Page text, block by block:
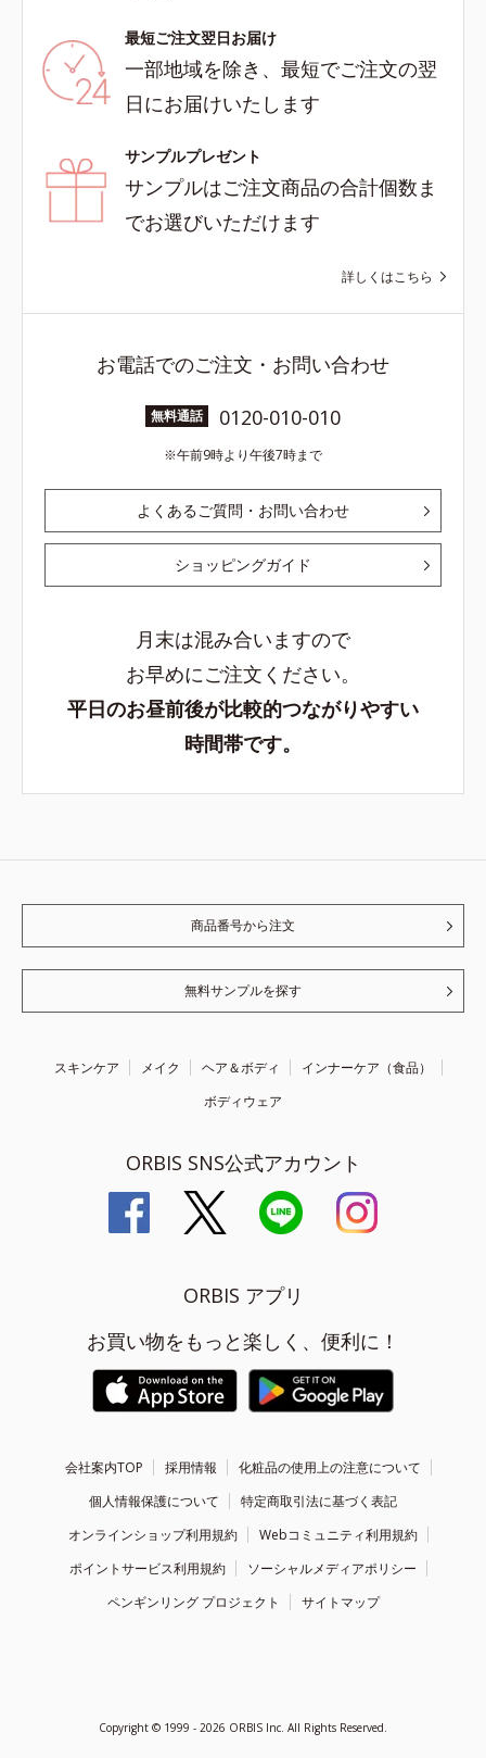
最短ご注文翌日お届け
一部地域を除き、最短でご注文の翌
日にお届けいたします
サンプルプレゼント
サンプルはご注文商品の合計個数ま
でお選びいただけます
詳しくはこちら
お電話でのご注文・お問い合わせ
無料通話 0120-010-010
午前9時より午後7時まで
よくあるご質問・お問い合わせ
ショッピングガイド
月末は混み合いますので
お早めにご注文ください。
平日のお昼前後が比較的つながりやすい
時間帯です。
商品番号から注文
無料サンプルを探す
スキンケア メイク ヘア＆ボディ
インナーケア（食品）
ボディウェア
ORBIS SNS公式アカウント
ORBIS アプリ
お買い物をもっと楽しく、便利に！
会社案内TOP 採用情報
化粧品の使用上の注意について
個人情報保護について
特定商取引法に基づく表記
オンラインショップ利用規約
Webコミュニティ利用規約
ポイントサービス利用規約
ソーシャルメディアポリシー
ペンギンリング プロジェクト
サイトマップ
Copyright © 1999 - 2026 ORBIS Inc. All Rights Reserved.